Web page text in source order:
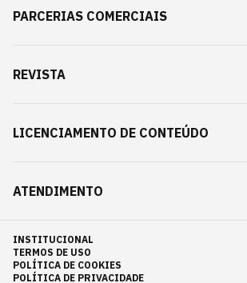
PARCERIAS COMERCIAIS
REVISTA
LICENCIAMENTO DE CONTEÚDO
ATENDIMENTO
INSTITUCIONAL
TERMOS DE USO
POLÍTICA DE COOKIES
POLÍTICA DE PRIVACIDADE